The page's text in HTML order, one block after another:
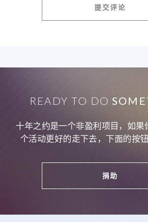
READY TO DO
十年之约是一个非盈利项目，如果
个活动更好的走下去，下面的按钮
捐助